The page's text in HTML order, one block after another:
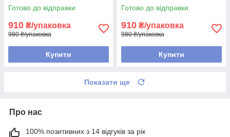
Готово до відправки
910 ₴/упаковка
980 ₴/упаковка
Купити
Готово до відправки
910 ₴/упаковка
980 ₴/упаковка
Купити
Показати ще
Про нас
100% позитивних з 14 відгуків за рік